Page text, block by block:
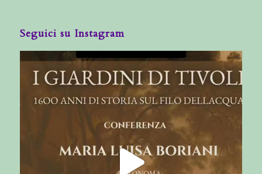
Seguici su Instagram